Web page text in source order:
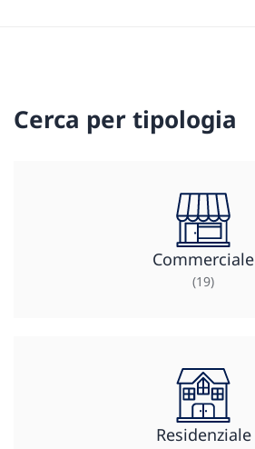
Cerca per tipologia
Commerciale
(19)
Residenziale